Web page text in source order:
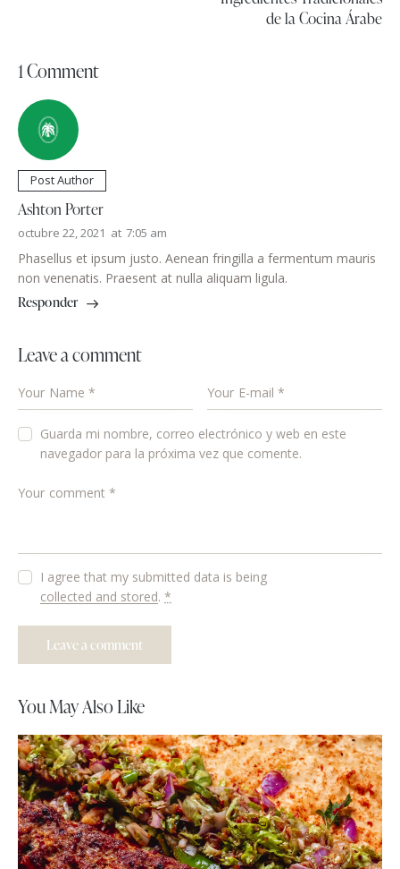
de la Cocina Árabe
1 Comment
Post Author
Ashton Porter
octubre 22, 2021 at 7:05 am
Phasellus et ipsum justo. Aenean fringilla a fermentum mauris
non venenatis. Praesent at nulla aliquam ligula.
Responder
Leave a comment
Guarda mi nombre, correo electrónico y web en este
navegador para la próxima vez que comente.
I agree that my submitted data is being
collected and stored.*
You May Also Like